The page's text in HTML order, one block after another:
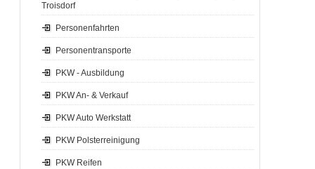
Troisdorf
Personenfahrten
Personentransporte
PKW - Ausbildung
PKW An- & Verkauf
PKW Auto Werkstatt
PKW Polsterreinigung
PKW Reifen